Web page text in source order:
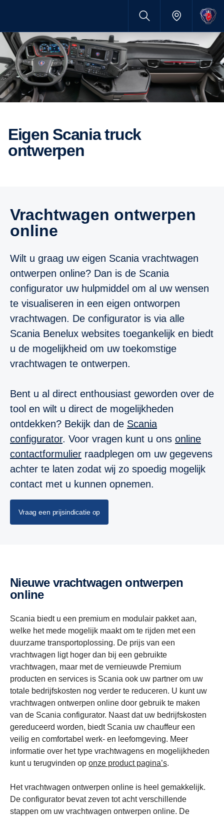
eigen Scania truck
ontwerpen
vrachtwagen ontwerpen
online
Wilt u graag uw eigen Scania vrachtwagen
ontwerpen online? Dan is de Scania
configurator uw hulpmiddel om al uw wensen
te visualiseren in een eigen ontworpen
vrachtwagen. De configurator is via alle
Scania Benelux websites toegankelijk en biedt
u de mogelijkheid om uw toekomstige
vrachtwagen te ontwerpen.
Bent u al direct enthousiast geworden over de
tool en wilt u direct de mogelijkheden
ontdekken? Bekijk dan de Scania
configurator. Voor vragen kunt u ons online
contactformulier raadplegen om uw gegevens
achter te laten zodat wij zo spoedig mogelijk
contact met u kunnen opnemen.
Vraag een prijsindicatie op
Nieuwe vrachtwagen ontwerpen
online
Scania biedt u een premium en modulair pakket aan,
welke het mede mogelijk maakt om te rijden met een
duurzame transportoplossing. De prijs van een
vrachtwagen ligt hoger dan bij een gebruikte
vrachtwagen, maar met de vernieuwde Premium
producten en services is Scania ook uw partner om uw
totale bedrijfskosten nog verder te reduceren. U kunt uw
vrachtwagen ontwerpen online door gebruik te maken
van de Scania configurator. Naast dat uw bedrijfskosten
gereduceerd worden, biedt Scania uw chauffeur een
veilig en comfortabel werk- en leefomgeving. Meer
informatie over het type vrachtwagens en mogelijkheden
kunt u terugvinden op onze product pagina’s.
Het vrachtwagen ontwerpen online is heel gemakkelijk.
De configurator bevat zeven tot acht verschillende
stappen om uw vrachtwagen ontwerpen online. De